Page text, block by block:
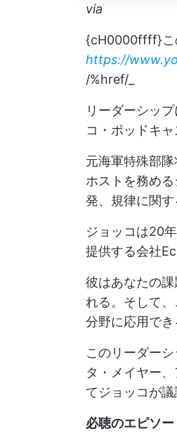
via
{cH0000ffff}こ
https://
/%href/_
リーダーシッ
コ・ポッドキャ
元海軍特殊部
ホストを務め
発、規律に関す
ジョッコは20
提供する会社
彼はあなたの
れる。そして
分野に応用でき
このリーダー
タ・メイヤー
てジョッコが
必聴のエピソー